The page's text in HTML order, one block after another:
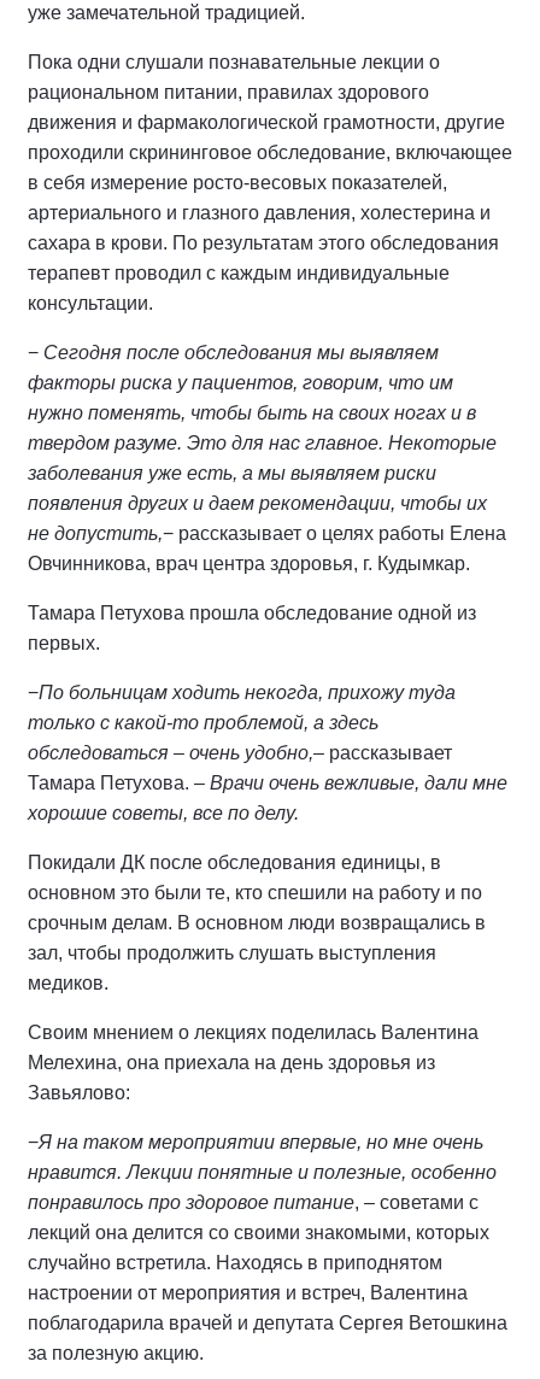
уже замечательной традицией.
Пока одни слушали познавательные лекции о
рациональном питании, правилах здорового
движения и фармакологической грамотности, другие
проходили скрининговое обследование, включающее
в себя измерение росто-весовых показателей,
артериального и глазного давления, холестерина и
сахара в крови. По результатам этого обследования
терапевт проводил с каждым индивидуальные
консультации.
− Сегодня после обследования мы выявляем
факторы риска у пациентов, говорим, что им
нужно поменять, чтобы быть на своих ногах и в
твердом разуме. Это для нас главное. Некоторые
заболевания уже есть, а мы выявляем риски
появления других и даем рекомендации, чтобы их
не допустить,− рассказывает о целях работы Елена
Овчинникова, врач центра здоровья, г. Кудымкар.
Тамара Петухова прошла обследование одной из
первых.
−По больницам ходить некогда, прихожу туда
только с какой-то проблемой, а здесь
обследоваться – очень удобно,– рассказывает
Тамара Петухова. – Врачи очень вежливые, дали мне
хорошие советы, все по делу.
Покидали ДК после обследования единицы, в
основном это были те, кто спешили на работу и по
срочным делам. В основном люди возвращались в
зал, чтобы продолжить слушать выступления
медиков.
Своим мнением о лекциях поделилась Валентина
Мелехина, она приехала на день здоровья из
Завьялово:
−Я на таком мероприятии впервые, но мне очень
нравится. Лекции понятные и полезные, особенно
понравилось про здоровое питание, – советами с
лекций она делится со своими знакомыми, которых
случайно встретила. Находясь в приподнятом
настроении от мероприятия и встреч, Валентина
поблагодарила врачей и депутата Сергея Ветошкина
за полезную акцию.